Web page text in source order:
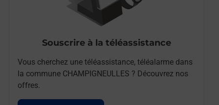
Souscrire à la téléassistance
Vous cherchez une téléassistance, téléalarme dans
la commune CHAMPIGNEULLES ? Découvrez nos
offres.